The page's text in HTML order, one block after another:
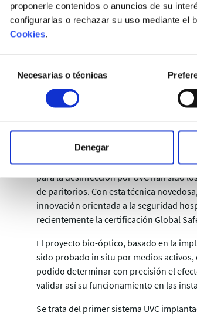
proponerle contenidos o anuncios de su
configurarlas o rechazar su uso mediante el
Cookies.
consentimiento
Necesarias o técnicas
Denegar
en
La luz ultravioleta ataca
eliminando su capacidad de
23 de febrero de 2021
Hospital Mompía ha participado en un
llevado a cabo por Fotoglass, empresa
para la desinfección por UVC han sido
de paritorios. Con esta técnica
innovación orientada a la seguridad
recientemente la certificación Global
El proyecto bio-óptico, basado en la
sido probado in situ por medios activos,
podido determinar con precisión el
validar así su funcionamiento en las
Se trata del primer sistema UVC